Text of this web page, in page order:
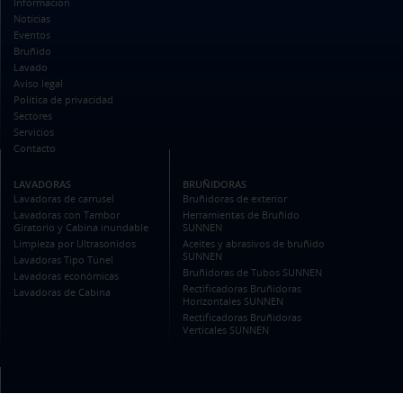
Noticias
Eventos
Bruñido
Lavado
Aviso legal
Política de privacidad
Sectores
Servicios
Contacto
LAVADORAS
Lavadoras de carrusel
Lavadoras con Tambor
Giratorio y Cabina inundable
Limpieza por Ultrasonidos
Lavadoras Tipo Túnel
Lavadoras económicas
Lavadoras de Cabina
BRUÑIDORAS
Bruñidoras de exterior
Herramientas de Bruñido
SUNNEN
Aceites y abrasivos de bruñido
SUNNEN
Bruñidoras de Tubos SUNNEN
Rectificadoras Bruñidoras
Horizontales SUNNEN
Rectificadoras Bruñidoras
Verticales SUNNEN